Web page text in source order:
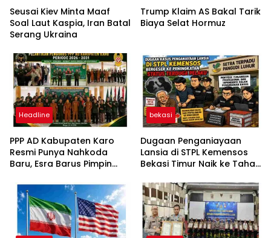
Seusai Kiev Minta Maaf
Soal Laut Kaspia, Iran Batal
Serang Ukraina
Trump Klaim AS Bakal Tarik
Biaya Selat Hormuz
Headline
PPP AD Kabupaten Karo
Resmi Punya Nahkoda
Baru, Esra Barus Pimpin
bekasi
Dugaan Penganiayaan
Lansia di STPL Kemensos
Bekasi Timur Naik ke Tahap
Minta Proses Transparan
dan Bebas Intervensi